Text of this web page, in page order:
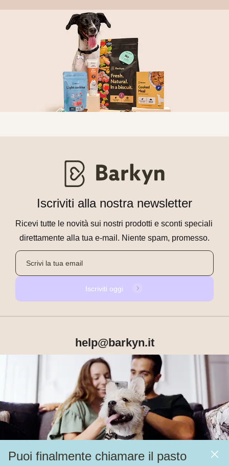
Puoi finalmente chiamare il pasto
Iscriviti alla nostra newsletter
Ricevi tutte le novità sui nostri prodotti e sconti speciali
direttamente alla tua e-mail. Niente spam, promesso.
Iscriviti oggi
help@barkyn.it
Prodotti
Altri link